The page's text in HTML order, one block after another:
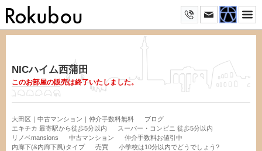
NICハイム西蒲田
このお部屋の販売は終了いたしました。
大田区｜中古マンション｜仲介手数料無料
ブログ
エキチカ 最寄駅から徒歩5分以内
スーパー・コンビニ 徒歩5分以内
リノベmansions
中古マンション
仲介手数料お値引中
内廊下(&内廊下風)タイプ
売買 小学校は10分以内でどうでしょう?